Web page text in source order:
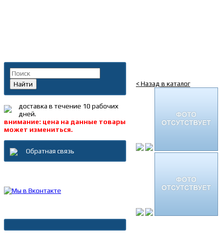
< Назад в каталог
Найти
доставка в течение 10 рабочих
дней.
внимание: цена на данные товары
может измениться.
Обратная связь